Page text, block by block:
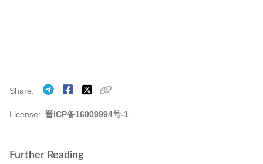
License: 晋ICP备16009994号-1
Share
Further Reading